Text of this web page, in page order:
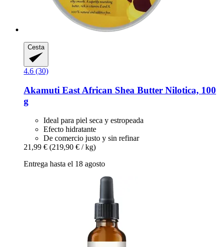
Cesta
4.6 (30)
Akamuti East African Shea Butter Nilotica, 100
g
Ideal para piel seca y estropeada
Efecto hidratante
De comercio justo y sin refinar
21,99 € (219,90 € / kg)
Entrega hasta el 18 agosto